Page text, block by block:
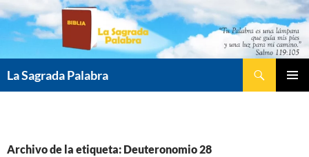
Saltar
contenido
La Sagrada Palabra
Archivo de la etiqueta: Deuteronomio 28